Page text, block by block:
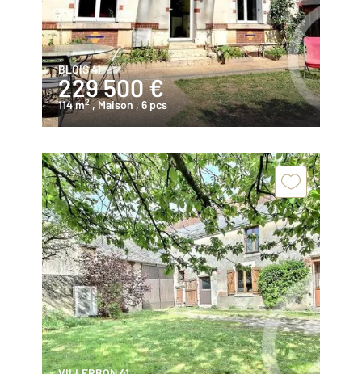
BLOIS 41
229 500 €
114 m2 , Maison , 6 pcs